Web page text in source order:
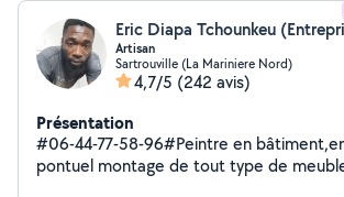
Eric Diapa Tchounkeu
Artisan
Sartrouville (La Mariniere Nord)
4,7/5 (242 avis)
Présentation
#06-44-77-58-96#Peintre en
pontuel montage de tout type de